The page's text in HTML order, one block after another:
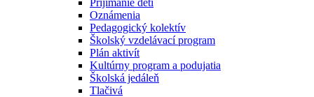
Prijímanie detí
Oznámenia
Pedagogický kolektív
Školský vzdelávací program
Plán aktivít
Kultúrny program a podujatia
Školská jedáleň
Tlačivá